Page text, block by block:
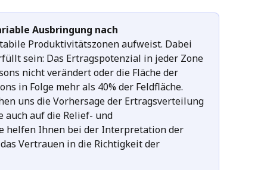
Ausbringung nach
Produktivitätszonen aufweist. Dabei
sein: Das Ertragspotenzial in jeder Zone
nicht verändert oder die Fläche der
in Folge mehr als 40% der Feldfläche.
uns die Vorhersage der Ertragsverteilung
auch auf die Relief- und
helfen Ihnen bei der Interpretation der
Vertrauen in die Richtigkeit der